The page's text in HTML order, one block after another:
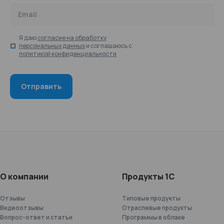
Email
Я даюсогласие на обработку
персональных данныхи соглашаюсь с
политикой конфиденциальности
О компании
Отзывы
Видеоотзывы
Вопрос-ответ и статьи
Продукты 1С
Типовые продукты
Отраслевые продукты
Программы в облаке